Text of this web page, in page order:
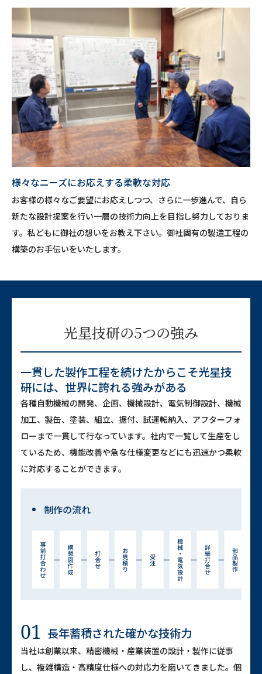
様々なニーズにお応えする柔軟な対応
お客様の様々なご要望にお応えしつつ、さらに一歩進んで、自ら
新たな設計提案を行い一層の技術力向上を目指し努力しておりま
す。私どもに御社の想いをお教え下さい。御社固有の製造工程の
構築のお手伝いをいたします。
光星技研の5つの強み
一貫した製作工程を続けたからこそ光星技
研には、世界に誇れる強みがある
各種自動機械の開発、企画、機械設計、電気制御設計、機械
加工、製缶、塗装、組立、据付、試運転納入、アフターフォ
ローまで一貫して行なっています。社内で一覧して生産をし
ているため、機能改善や急な仕様変更などにも迅速かつ柔軟
に対応することができます。
制作の流れ
01 長年蓄積された確かな技術力
当社は創業以来、精密機械・産業装置の設計・製作に従事
し、複雑構造・高精度仕様への対応力を磨いてきました。個